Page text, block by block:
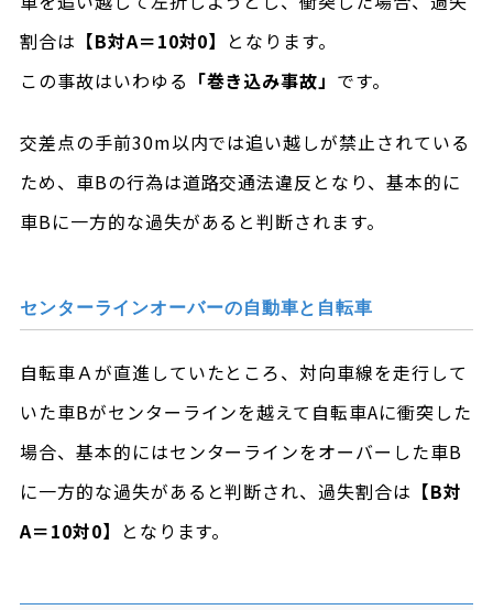
割合は 【B対A＝10対0】 となります。
この事故はいわゆる 「巻き込み事故」 です。
交差点の手前30m以内では追い越しが禁止されている
ため、車Bの行為は道路交通法違反となり、基本的に
車Bに一方的な過失があると判断されます。
センターラインオーバーの自動車と自転車
自転車Ａが直進していたところ、対向車線を走行して
いた車Bがセンターラインを越えて自転車Aに衝突した
場合、基本的にはセンターラインをオーバーした車B
に一方的な過失があると判断され、過失割合は 【B対
A＝10対0】 となります。